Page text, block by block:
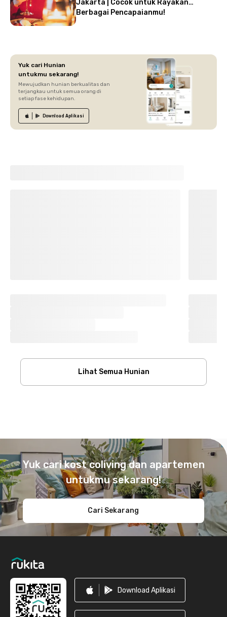
Jakarta | Cocok untuk Rayakan
Berbagai Pencapaianmu!
Yuk cari Hunian
untukmu sekarang!
Mewujudkan hunian berkualitas dan
terjangkau untuk semua orang di
setiap fase kehidupan.
Download Aplikasi
Lihat Semua Hunian
Yuk cari kost coliving dan apartemen
untukmu sekarang!
Cari Sekarang
Download Aplikasi